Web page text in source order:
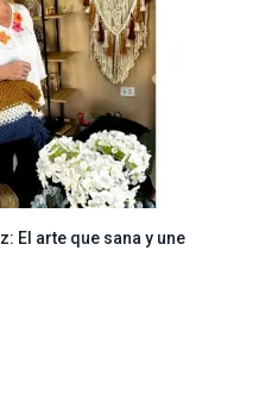
El arte que sana y une